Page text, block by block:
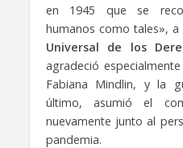
en 1945 que se
humanos como tales»,
Universal de los
agradeció
Fabiana Mindlin, y la
último, asumió el
nuevamente junto al
pandemia.